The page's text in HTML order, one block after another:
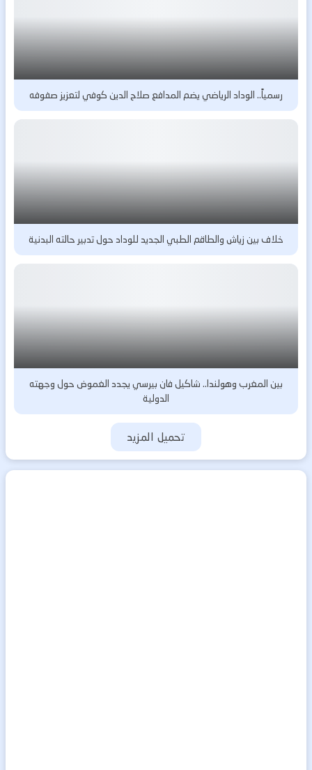
رسمياً.. الوداد الرياضي يضم المدافع صلاح الدين كوفي لتعزيز صفوفه
خلاف بين زياش والطاقم الطبي الجديد للوداد حول تدبير حالته البدنية
بين المغرب وهولندا.. شاكيل فان بيرسي يجدد الغموض حول وجهته
الدولية
تحميل المزيد